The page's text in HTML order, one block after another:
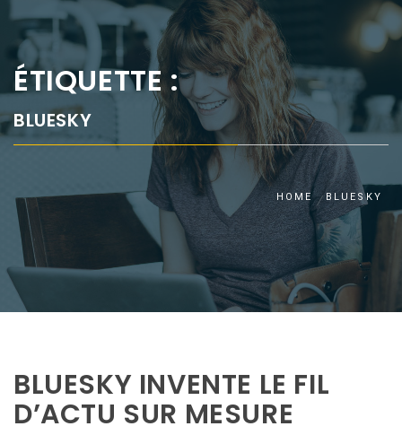
ÉTIQUETTE :
BLUESKY
HOME BLUESKY
BLUESKY INVENTE LE FIL
D’ACTU SUR MESURE